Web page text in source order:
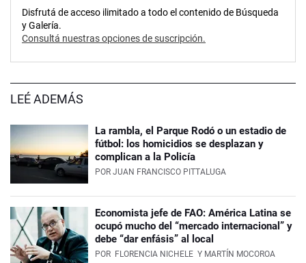
Disfrutá de acceso ilimitado a todo el contenido de Búsqueda
y Galería.
Consultá nuestras opciones de suscripción.
LEÉ ADEMÁS
La rambla, el Parque Rodó o un estadio de
fútbol: los homicidios se desplazan y
complican a la Policía
POR JUAN FRANCISCO PITTALUGA
Economista jefe de FAO: América Latina se
ocupó mucho del “mercado internacional” y
debe “dar enfásis” al local
POR FLORENCIA NICHELE Y MARTÍN MOCOROA